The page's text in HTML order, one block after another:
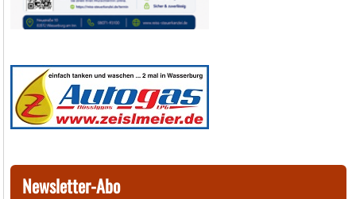
Newsletter-Abo